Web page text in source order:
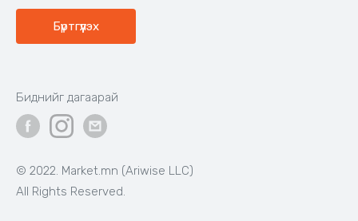
Бүртгүүлэх
© 2022. Market.mn (Ariwise LLC)
All Rights Reserved.
Биднийг дагаарай